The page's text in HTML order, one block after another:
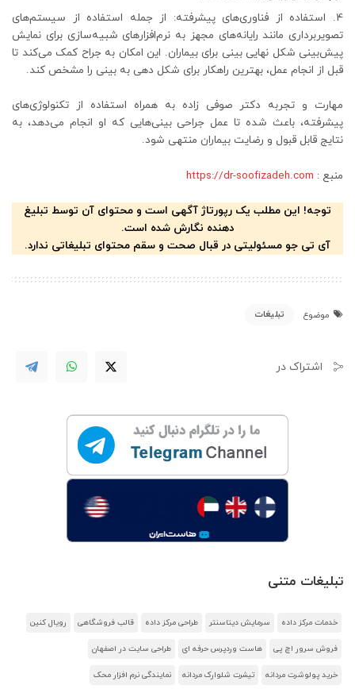
استفاده از فناوری‌های پیشرفته: از جمله استفاده از سیستم‌های
تصویربرداری مانند رایانه‌های مجهز به نرم‌افزارهای شبیه‌سازی برای نمایش
پیش‌بینی شکل نهایی بینی برای بیماران. این امکان به جراح کمک می‌کند تا
قبل از انجام عمل، بهترین راهکار برای شکل دهی به بینی را مشخص کند.
مهارت و تجربه دکتر صوفی زاده به همراه استفاده از تکنولوژی‌های
پیشرفته، باعث شده تا عمل جراحی بینی‌هایی که او انجام می‌دهد، به
نتایج قابل قبول و رضایت بیماران منتهی شود.
منبع : https://dr-soofizadeh.com
توجه! این مطلب یک رپورتاژ آگهی است و محتوای آن توسط تبلیغ
دهنده نگارش شده است.
آی تی جو مسئولیتی در قبال صحت و سقم محتوای تبلیغاتی ندارد.
موضوع تبلیغات
اشتراک در
تبلیغات متنی
خدمات مرکز داده سرمایش دیتاسنتر طراحی مرکز داده قالب فروشگاهی رویال کنین
فروش سرور اچ پی هاست وردپرس حرفه ای طراحی سایت در اصفهان
خرید پولوشرت مردانه تیشرت شلوارک مردانه نمایندگی نرم افزار محک